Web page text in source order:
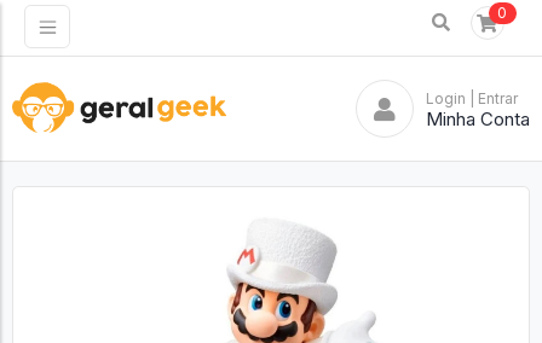
0
Login | Entrar
Minha Conta